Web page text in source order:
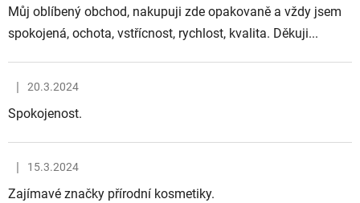
Můj oblíbený obchod, nakupuji zde opakovaně a vždy jsem
spokojená, ochota, vstřícnost, rychlost, kvalita. Děkuji...
Hodnocení obchodu je 5 z 5 hvězdiček.
20.3.2024
Spokojenost.
Hodnocení obchodu je 5 z 5 hvězdiček.
15.3.2024
Zajímavé značky přírodní kosmetiky.